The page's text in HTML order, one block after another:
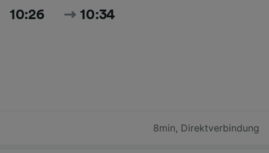
10:26 10:34
8min, Direktverbindung